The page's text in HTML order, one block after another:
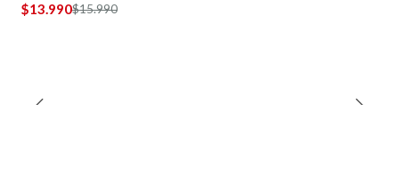
$13.990$15.990